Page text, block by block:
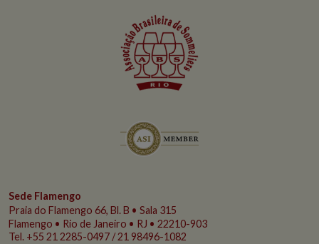
Sede Flamengo
Praia do Flamengo 66, Bl. B • Sala 315
Flamengo • Rio de Janeiro • RJ • 22210-903
Tel. +55 21 2285-0497 / 21 98496-1082